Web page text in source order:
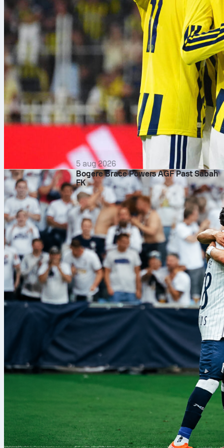
5 aug 2026
Bogere Brace Powers AGF Past Sabah
FK